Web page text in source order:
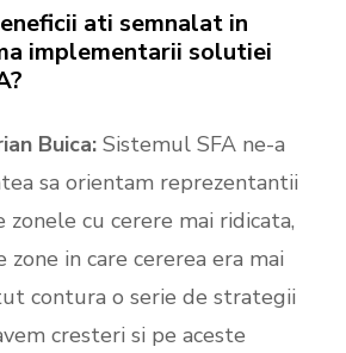
ati semnalat in
implementarii solutiei
Buica: Sistemul SFA ne-a
sa orientam reprezentantii
zonele cu cerere mai ridicata,
in care cererea era mai
contura o serie de strategii
cresteri si pe aceste